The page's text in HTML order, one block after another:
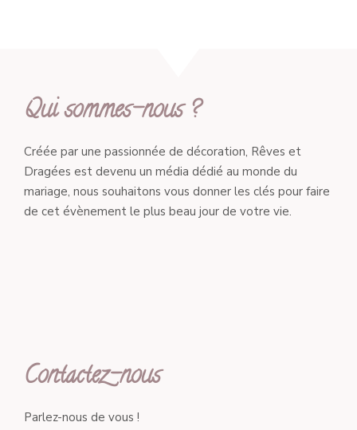
Qui sommes-nous ?
Créée par une passionnée de décoration, Rêves et
Dragées est devenu un média dédié au monde du
mariage, nous souhaitons vous donner les clés pour faire
de cet évènement le plus beau jour de votre vie.
Contactez-nous
Parlez-nous de vous !